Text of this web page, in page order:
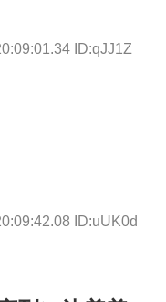
ID:qJJ1Z
ID:uUK0d